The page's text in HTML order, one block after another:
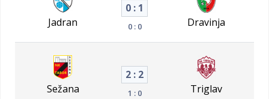
Jadran
0 : 1
0 : 0 Dravinja
Sežana
2 : 2
1 : 0 Triglav